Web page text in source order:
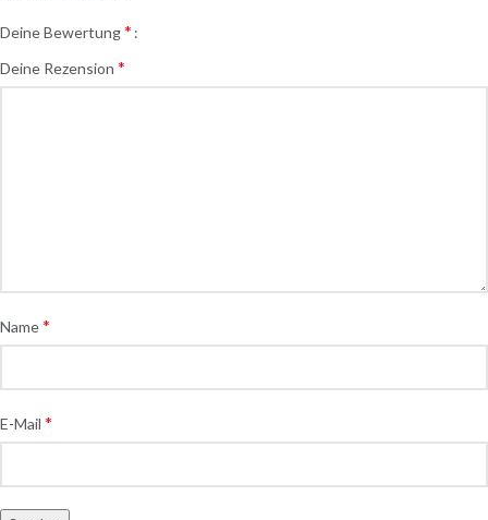
Deine Bewertung*
Deine Rezension *
Name*
E-Mail *